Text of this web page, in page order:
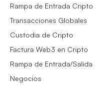
Rampa de Entrada Cripto
Transacciones Globales
Custodia de Cripto
Factura Web3 en Cripto
Rampa de Entrada/Salida
Negocios